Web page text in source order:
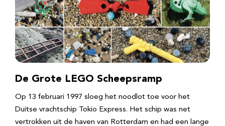
De Grote LEGO Scheepsramp
Op 13 februari 1997 sloeg het noodlot toe voor het
Duitse vrachtschip Tokio Express. Het schip was net
vertrokken uit de haven van Rotterdam en had een lange